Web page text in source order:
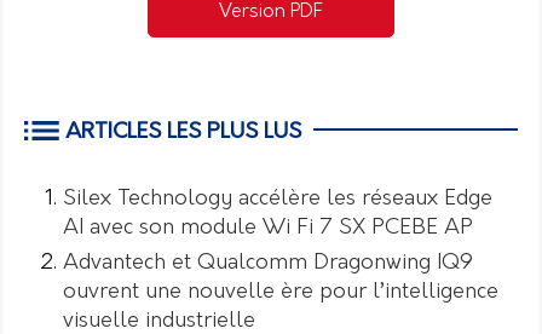
Version PDF
ARTICLES LES PLUS LUS
Silex Technology accélère les réseaux Edge
AI avec son module Wi Fi 7 SX PCEBE AP
Advantech et Qualcomm Dragonwing IQ9
ouvrent une nouvelle ère pour l’intelligence
visuelle industrielle